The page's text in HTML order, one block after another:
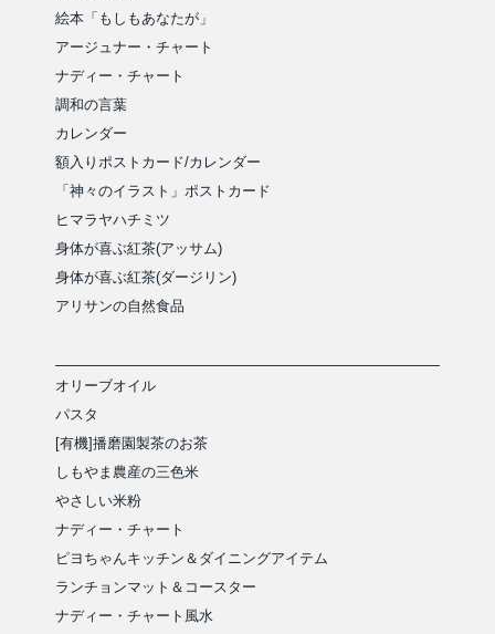
絵本「もしもあなたが」
アージュナー・チャート
ナディー・チャート
調和の言葉
カレンダー
額入りポストカード/カレンダー
「神々のイラスト」ポストカード
ヒマラヤハチミツ
身体が喜ぶ紅茶(アッサム)
身体が喜ぶ紅茶(ダージリン)
アリサンの自然食品
オリーブオイル
パスタ
[有機]播磨園製茶のお茶
しもやま農産の三色米
やさしい米粉
ナディー・チャート
ピヨちゃんキッチン＆ダイニングアイテム
ランチョンマット＆コースター
ナディー・チャート風水